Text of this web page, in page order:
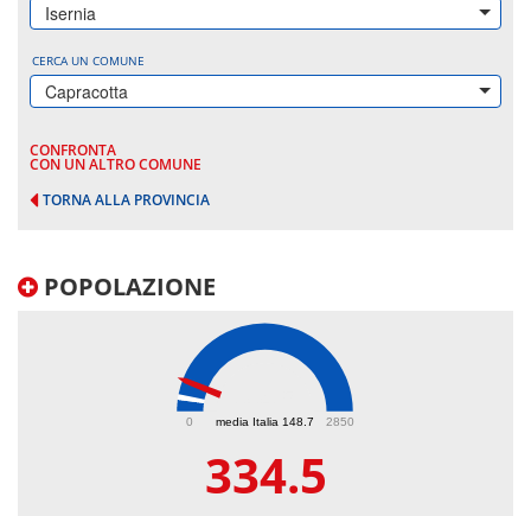
Isernia
CERCA UN COMUNE
Capracotta
CONFRONTA
CON UN ALTRO COMUNE
TORNA ALLA PROVINCIA
POPOLAZIONE
media Italia 148.7
0 2850
334.5